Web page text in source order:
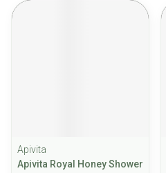
Apivita
Apivita Royal Honey Shower